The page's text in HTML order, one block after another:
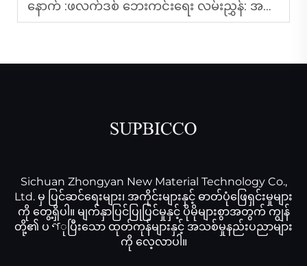
နောက် :ဖလက်ဒစ် ဘေးကင်းရေး လမ်းညွှန်: အလုပ်သမားများအတွက် အရေးကြီးသော အကူအညီများ
Sichuan Zhongyan New Material Technology Co.,
Ltd. မှ ပြင်ဆင်ရေးများ၊ အကိုင်းများနှင့် ဓာတ်ပုံဖြေရှင်းမှုများ
ကို တွေ့ရှိပါ။ မျက်နှာပြင်ပြုပြင်မှုနှင့် ပိုမိုများစွာအတွက် ကျွန်
တို့၏ ပণုပြီးသော ထုတ်ကုန်များနှင့် အသစ်မှုနည်းပညာများ
ကို လေ့လာပါ။